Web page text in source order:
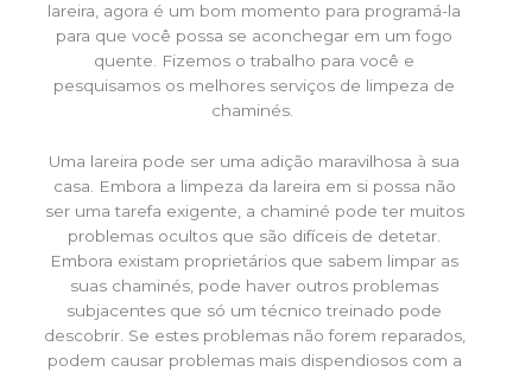
lareira, agora é um bom momento para programá-la
para que você possa se aconchegar em um fogo
quente. Fizemos o trabalho para você e
pesquisamos os melhores serviços de limpeza de
chaminés.
Uma lareira pode ser uma adição maravilhosa à sua
casa. Embora a limpeza da lareira em si possa não
ser uma tarefa exigente, a chaminé pode ter muitos
problemas ocultos que são difíceis de detetar.
Embora existam proprietários que sabem limpar as
suas chaminés, pode haver outros problemas
subjacentes que só um técnico treinado pode
descobrir. Se estes problemas não forem reparados,
podem causar problemas mais dispendiosos com a